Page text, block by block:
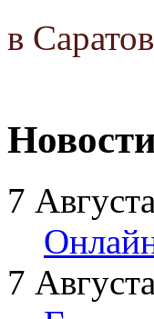
в
7
7